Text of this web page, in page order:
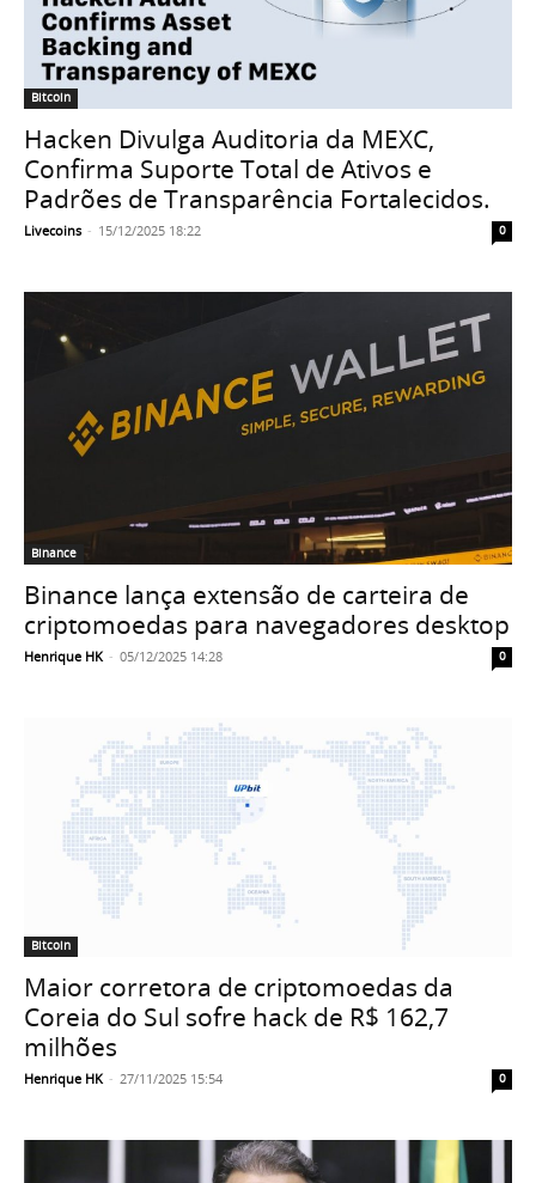
Bitcoin
Hacken Divulga Auditoria da MEXC,
Confirma Suporte Total de Ativos e
Padrões de Transparência Fortalecidos.
Livecoins - 15/12/2025 18:22 0
Binance
Binance lança extensão de carteira de
criptomoedas para navegadores desktop
Henrique HK - 05/12/2025 14:28 0
Bitcoin
Maior corretora de criptomoedas da
Coreia do Sul sofre hack de R$ 162,7
milhões
Henrique HK - 27/11/2025 15:54 0